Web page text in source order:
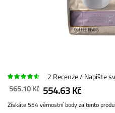
2 Recenze
Napište
565.10 Kč 554.63 Kč
Získáte 554 věrnostní body za tento